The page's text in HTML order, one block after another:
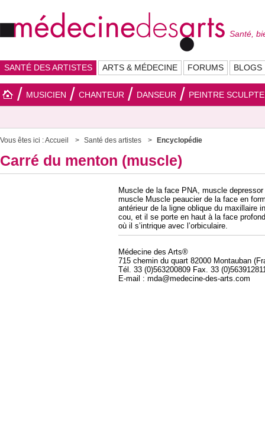
Santé,
SANTÉ DES ARTISTES ARTS & MÉDECINE FORUMS BLOGS
MUSICIEN CHANTEUR DANSEUR PEINTRE
Vous êtes ici :Accueil Santé des artistes Encyclopédie
Carré du menton (muscle)
Muscle de la face PNA, muscle
muscle Muscle peaucier de la face en
antérieur de la ligne oblique du maxillaire
cou, et il se porte en haut à la face
où il s’intrique avec l’orbiculaire.
Médecine des Arts®
715 chemin du quart 82000 Montauban
Tél. 33 (0)563200809 Fax. 33
E-mail : mda@medecine-des-arts.com